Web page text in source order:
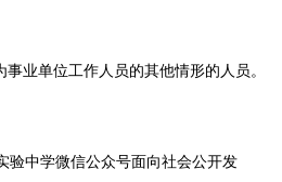
业单位工作人员的其他情形的人员。
验中学微信公众号面向社会公开发